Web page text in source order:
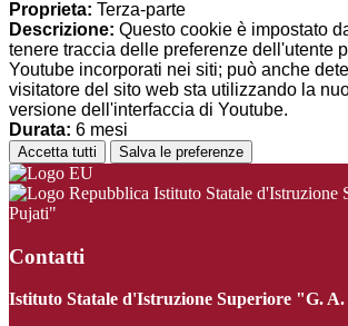
Proprieta: Terza-parte
Descrizione: Questo cookie è impostato
tenere traccia delle preferenze dell'utente
Youtube incorporati nei siti; può anche
visitatore del sito web sta utilizzando la
versione dell'interfaccia di Youtube.
Durata: 6 mesi
Accetta tutti Salva le preferenze
Istituto Statale d'Istruzione
Pujati"
Contatti
Istituto Statale d'Istruzione Superiore "G.